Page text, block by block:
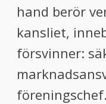
hand berör
kansliet,
försvinner: